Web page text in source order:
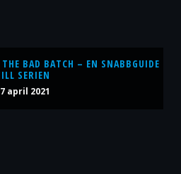
BAD BATCH – EN SNABBGUIDE
SERIEN
april 2021